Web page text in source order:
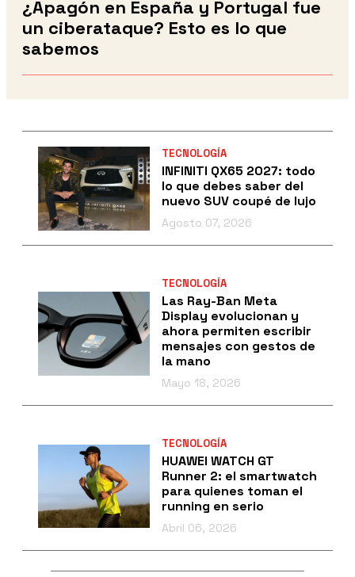
¿Apagón en España y Portugal fue
un ciberataque? Esto es lo que
sabemos
TECNOLOGÍA
INFINITI QX65 2027: todo
lo que debes saber del
nuevo SUV coupé de lujo
Agosto 07, 2026
TECNOLOGÍA
Las Ray-Ban Meta
Display evolucionan y
ahora permiten escribir
mensajes con gestos de
la mano
Mayo 18, 2026
TECNOLOGÍA
HUAWEI WATCH GT
Runner 2: el smartwatch
para quienes toman el
running en serio
Abril 06, 2026